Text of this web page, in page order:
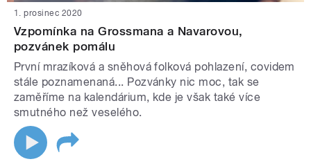
1. prosinec 2020
Vzpomínka na Grossmana a Navarovou,
pozvánek pomálu
První mrazíková a sněhová folková pohlazení, covidem
stále poznamenaná... Pozvánky nic moc, tak se
zaměříme na kalendárium, kde je však také více
smutného než veselého.